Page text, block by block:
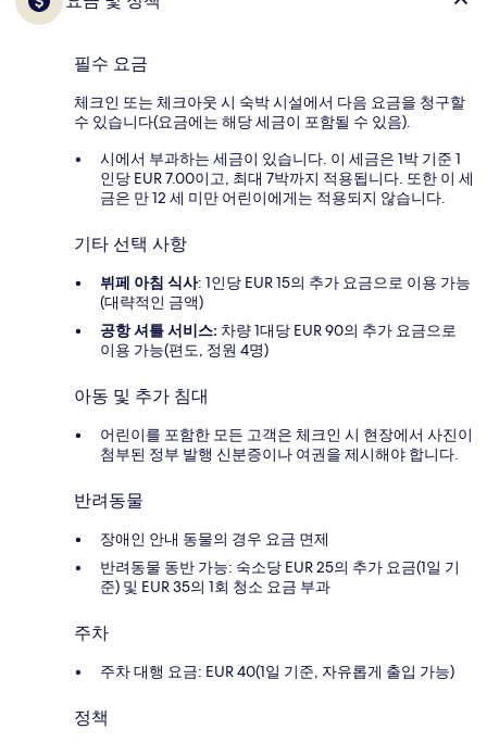
필수 요금
체크인 또는 체크아웃 시 숙박 시설에서 다음 요금을 청구할
수 있습니다(요금에는 해당 세금이 포함될 수 있음).
시에서 부과하는 세금이 있습니다. 이 세금은 1박 기준 1
인당 EUR 7.00이고, 최대 7박까지 적용됩니다. 또한 이 세
금은 만 12 세 미만 어린이에게는 적용되지 않습니다.
기타 선택 사항
뷔페 아침 식사: 1인당 EUR 15의 추가 요금으로 이용 가능
(대략적인 금액)
공항 셔틀 서비스: 차량 1대당 EUR 90의 추가 요금으로
이용 가능(편도, 정원 4명)
아동 및 추가 침대
어린이를 포함한 모든 고객은 체크인 시 현장에서 사진이
첨부된 정부 발행 신분증이나 여권을 제시해야 합니다.
반려동물
장애인 안내 동물의 경우 요금 면제
반려동물 동반 가능: 숙소당 EUR 25의 추가 요금(1일 기
준) 및 EUR 35의 1회 청소 요금 부과
주차
주차 대행 요금: EUR 40(1일 기준, 자유롭게 출입 가능)
정책